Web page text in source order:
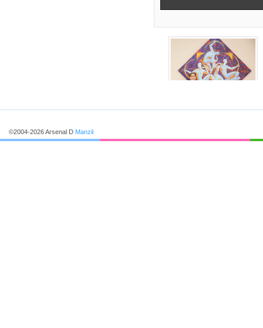
©2004-2026 Arsenal D Manzil